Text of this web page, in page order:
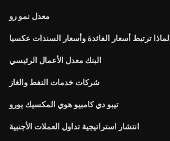
معدل نمو رو
لماذا ترتبط أسعار الفائدة وأسعار السندات عكسيا
البنك معدل الأعمال الرئيسي
شركات خدمات النفط والغاز
تيبو دي كامبيو هوي المكسيك يورو
انتشار استراتيجية تداول العملات الأجنبية